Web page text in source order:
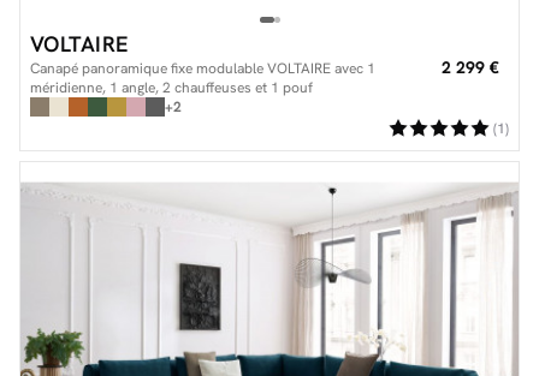
VOLTAIRE
Canapé panoramique fixe modulable VOLTAIRE avec 1
méridienne, 1 angle, 2 chauffeuses et 1 pouf
2 299 €
+2
(1)